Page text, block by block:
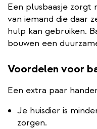
Een plusbaasje zorgt
van iemand die daar
hulp kan gebruiken.
bouwen een
Voordelen voor
Een extra paar
Je huisdier is
zorgen.